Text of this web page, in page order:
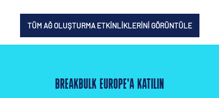
TÜM AĞ OLUŞTURMA ETKINLIKLERINI GÖRÜNTÜLE
BREAKBULK EUROPE'A KATILIN